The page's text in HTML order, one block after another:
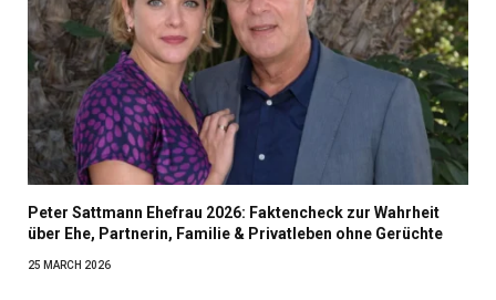
Peter Sattmann Ehefrau 2026: Faktencheck zur Wahrheit
über Ehe, Partnerin, Familie & Privatleben ohne Gerüchte
25 MARCH 2026